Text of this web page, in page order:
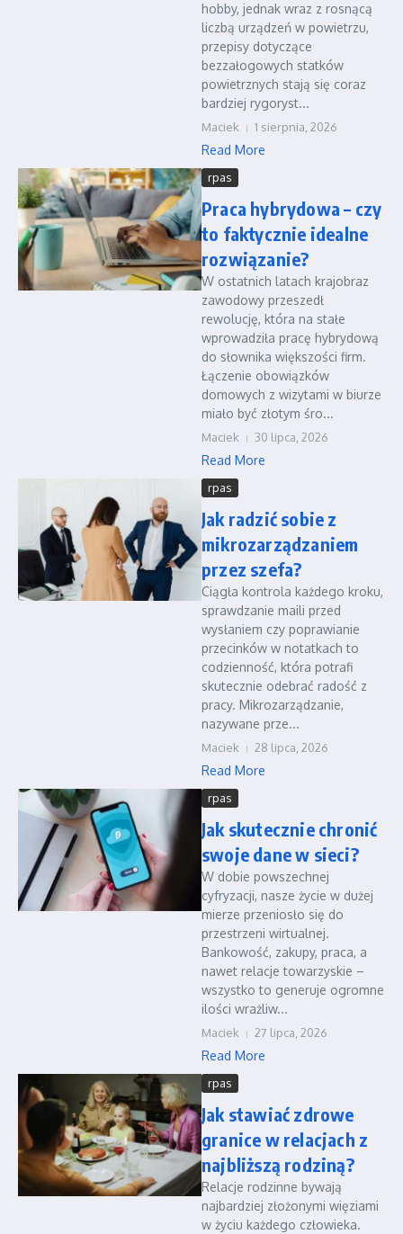
hobby, jednak wraz z rosnącą
liczbą urządzeń w powietrzu,
przepisy dotyczące
bezzałogowych statków
powietrznych stają się coraz
bardziej rygoryst...
Maciek 1 sierpnia, 2026
Read More
rpas
Praca hybrydowa – czy
to faktycznie idealne
rozwiązanie?
W ostatnich latach krajobraz
zawodowy przeszedł
rewolucję, która na stałe
wprowadziła pracę hybrydową
do słownika większości firm.
Łączenie obowiązków
domowych z wizytami w biurze
miało być złotym śro...
Maciek 30 lipca, 2026
Read More
rpas
Jak radzić sobie z
mikrozarządzaniem
przez szefa?
Ciągła kontrola każdego kroku,
sprawdzanie maili przed
wysłaniem czy poprawianie
przecinków w notatkach to
codzienność, która potrafi
skutecznie odebrać radość z
pracy. Mikrozarządzanie,
nazywane prze...
Maciek 28 lipca, 2026
Read More
rpas
Jak skutecznie chronić
swoje dane w sieci?
W dobie powszechnej
cyfryzacji, nasze życie w dużej
mierze przeniosło się do
przestrzeni wirtualnej.
Bankowość, zakupy, praca, a
nawet relacje towarzyskie –
wszystko to generuje ogromne
ilości wrażliw...
Maciek 27 lipca, 2026
Read More
rpas
Jak stawiać zdrowe
granice w relacjach z
najbliższą rodziną?
Relacje rodzinne bywają
najbardziej złożonymi więziami
w życiu każdego człowieka.